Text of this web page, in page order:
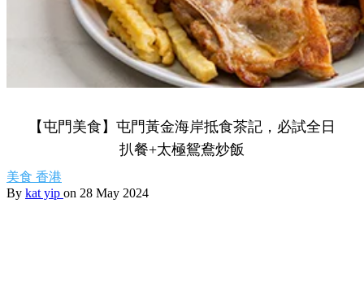
【屯門美食】屯門黃金海岸抵食茶記，必試全日
扒餐+太極鴛鴦炒飯
美食 香港
By kat yip on 28 May 2024